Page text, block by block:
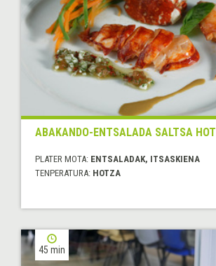
ABAKANDO-ENTSALADA SALTSA
PLATER MOTA: ENTSALADAK, ITSASKIENA
TENPERATURA: HOTZA
45 min